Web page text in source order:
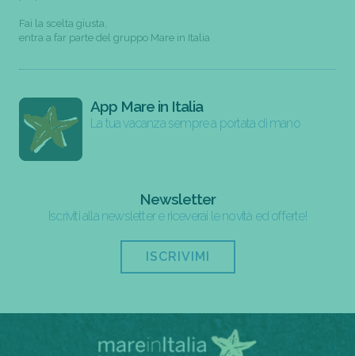
Fai la scelta giusta,
entra a far parte del gruppo Mare in Italia
App Mare in Italia
La tua vacanza sempre a portata di mano
Newsletter
Iscriviti alla newsletter e riceverai le novità ed offerte!
ISCRIVIMI